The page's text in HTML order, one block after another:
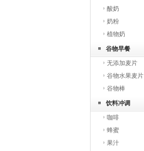
酸奶
奶粉
植物奶
谷物早餐
无添加麦片
谷物水果麦片
谷物棒
饮料冲调
咖啡
蜂蜜
果汁